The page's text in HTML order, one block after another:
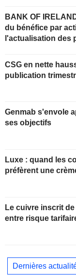
BANK OF IRELAND : révision à la
du bénéfice par
l'actualisation des
CSG en nette
publication
Genmab s'envole
ses objectifs
Luxe : quand les
préfèrent une
Le cuivre inscrit
entre risque
Dernières